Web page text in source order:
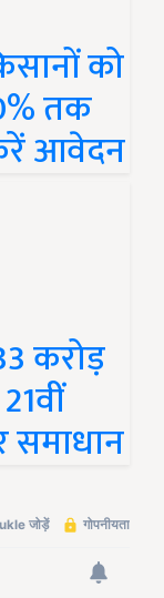
को
तक
आवेदन
करोड़
समाधान